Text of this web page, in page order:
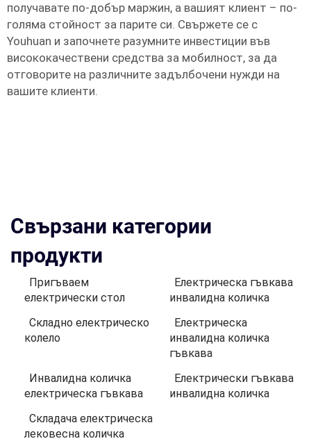
получавате по-добър маржин, а вашият клиент – по-
голяма стойност за парите си. Свържете се с
Youhuan и започнете разумните инвестиции във
висококачествени средства за мобилност, за да
отговорите на различните задълбочени нужди на
вашите клиенти.
Свързани категории
продукти
Пригъваем
електрически стол
Електрическа гъвкава
инвалидна количка
Складно електрическо
колело
Електрическа
инвалидна количка
гъвкава
Инвалидна количка
електрическа гъвкава
Електрически гъвкава
инвалидна количка
Складача електрическа
лековесна количка